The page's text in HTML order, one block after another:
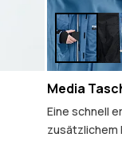
Media
Eine schnell
zusätzlichem